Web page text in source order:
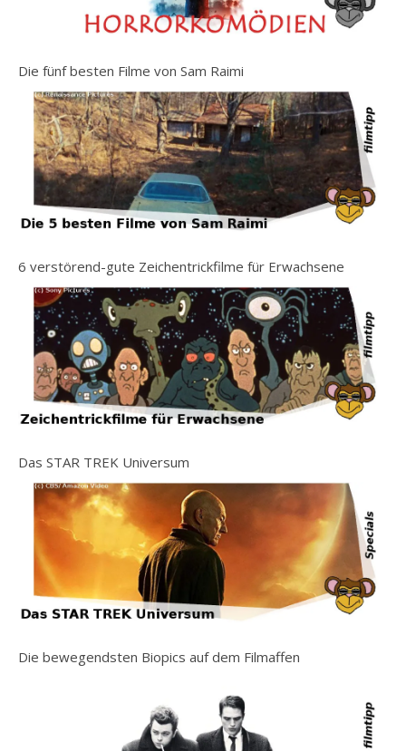
Die fünf besten Filme von Sam Raimi
6 verstörend-gute Zeichentrickfilme für Erwachsene
Das STAR TREK Universum
Die bewegendsten Biopics auf dem Filmaffen